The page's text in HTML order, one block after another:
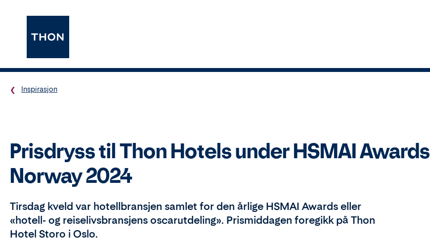
Inspirasjon
Prisdryss til Thon Hotels under HSMAI Awards
Norway 2024
Tirsdag kveld var hotellbransjen samlet for den årlige HSMAI Awards eller
«hotell- og reiselivsbransjens oscarutdeling». Prismiddagen foregikk på Thon
Hotel Storo i Oslo.